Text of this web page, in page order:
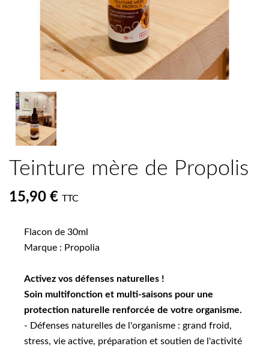
Teinture mère de Propolis
15,90 € TTC
Flacon de 30ml
Marque : Propolia
Activez vos défenses naturelles !
Soin multifonction et multi-saisons pour une
protection naturelle renforcée de votre organisme.
- Défenses naturelles de l'organisme : grand froid,
stress, vie active, préparation et soutien de l'activité